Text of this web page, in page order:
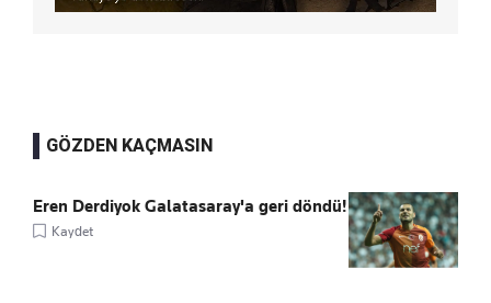
GÖZDEN KAÇMASIN
Eren Derdiyok Galatasaray'a geri döndü!
Kaydet